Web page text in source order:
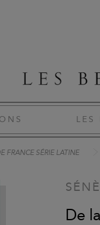
LES
FRANCE SÉRIE LATINE
De